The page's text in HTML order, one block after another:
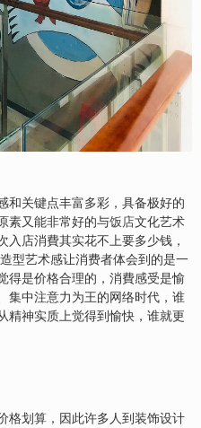
和关键点丰富多彩，具备极好的
素又能非常好的与饭店文化艺术
店消費其实花不上要多少钱，
型艺术感让消费者体会到的是一
得是价格合理的，消費感受是愉
集中注意力为王的网络时代，谁
精神实质上觉得到愉快，谁就更
格划算，因此许多人到装饰设计